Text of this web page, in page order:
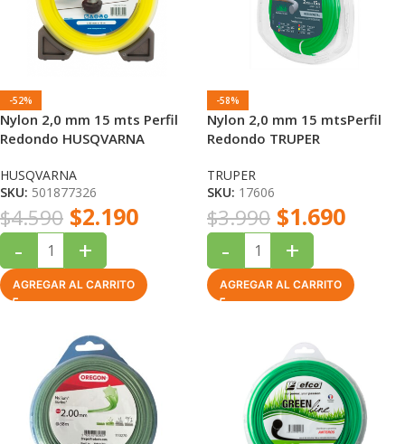
-52%
Nylon 2,0 mm 15 mts Perfil
Redondo HUSQVARNA
HUSQVARNA
SKU: 501877326
$4.590 $2.190
- +
AGREGAR AL CARRITO
-58%
Nylon 2,0 mm 15 mtsPerfil
Redondo TRUPER
TRUPER
SKU: 17606
$3.990 $1.690
- +
AGREGAR AL CARRITO